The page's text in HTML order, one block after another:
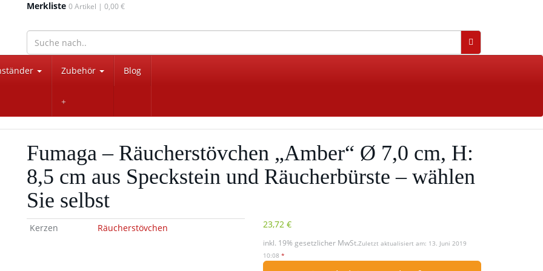
Merkliste 0Artikel | 0,00 €
Zubehör Blog
Fumaga – Räucherstövchen „Amber“ Ø 7,0 cm, H:
8,5 cm aus Speckstein und Räucherbürste – wählen
Sie selbst
23,72 €
inkl. 19% gesetzlicher MwSt.Zuletzt aktualisiert am: 13. Juni 2019
10:08 *
Kerzen Räucherstövchen